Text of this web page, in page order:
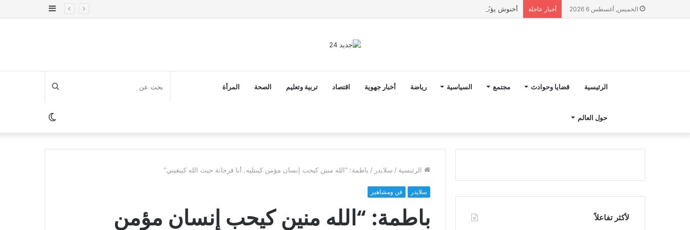
الخميس, أغسطس 6 2026 أخبار عاجلة أخنوش يؤكد في المذكرة التوجيهية حول ميزانية 2027 أن ثوابت العدالة الاجتماعية والمجالية خيار استراتيجي للبلاد
إضافة
الرئيسية قضايا وحوادث مجتمع السياسية رياضة أخبار جهوية اقتصاد تربية وتعليم الصحة المرأة
حول العالم
بحث
عنالوضع
المظلم
الرئيسية / سلايدر / باطمة: “الله منين كيحب إنسان مؤمن كيبتليه..أنا فرحانة حيث الله كيبغيني”
سلايدر فن ومشاهير
باطمة: “الله منين كيحب إنسان مؤمن
لأكثر تفاعلاً